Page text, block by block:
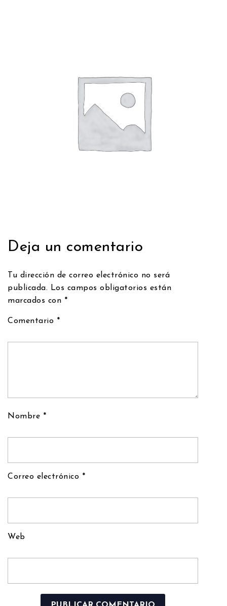
Deja un comentario
Tu dirección de correo electrónico no será
publicada.
Los campos obligatorios están
marcados con *
Comentario *
Nombre *
Correo electrónico *
Web